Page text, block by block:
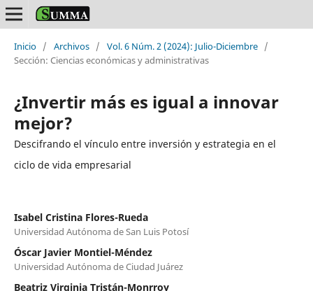
Inicio / Archivos / Vol. 6 Núm. 2 (2024): Julio-Diciembre /
Sección: Ciencias económicas y administrativas
¿Invertir más es igual a innovar
mejor?
Descifrando el vínculo entre inversión y estrategia en el
ciclo de vida empresarial
Isabel Cristina Flores-Rueda
Universidad Autónoma de San Luis Potosí
Óscar Javier Montiel-Méndez
Universidad Autónoma de Ciudad Juárez
Beatriz Virginia Tristán-Monrroy